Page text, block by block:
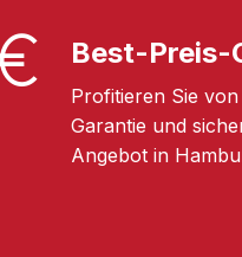
Best-Preis-
Profitieren Sie
Garantie und
Angebot in